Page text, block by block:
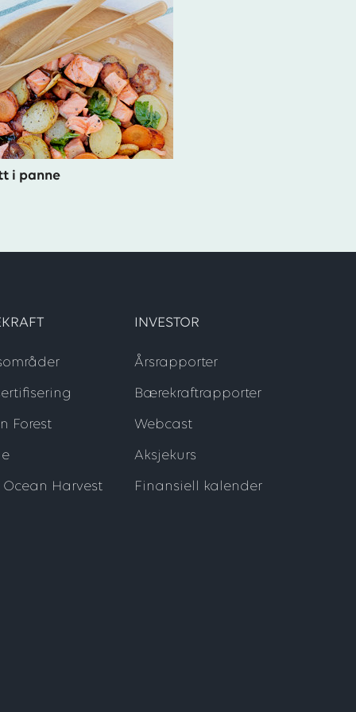
i panne
Forest
Ocean Harvest
INVESTOR
Årsrapporter
Bærekraftrapporter
Webcast
Aksjekurs
Finansiell kalender